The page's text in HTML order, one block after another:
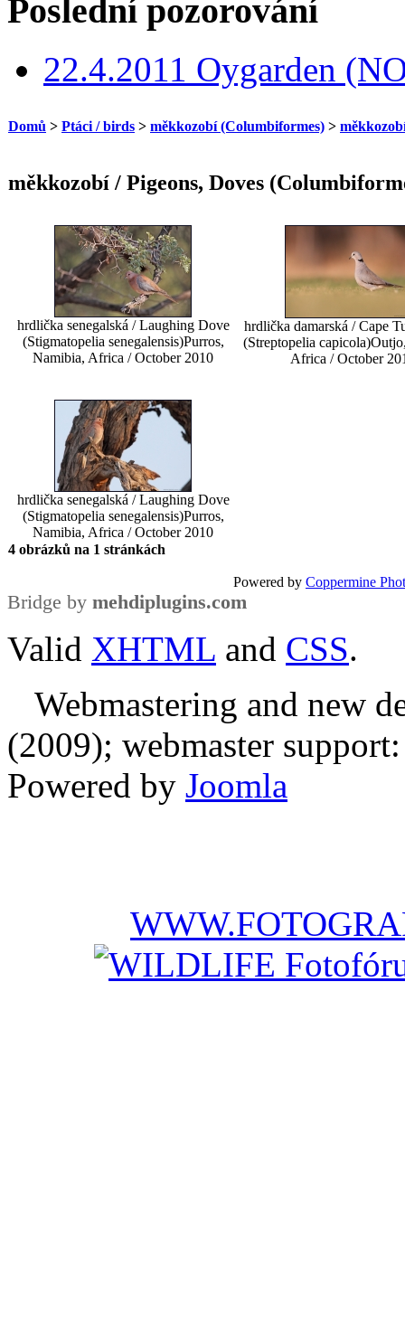
Poslední pozorování
22.4.2011 Oygarden
Domů > Ptáci / birds > měkkozobí (Columbiformes) >
měkkozobí / Pigeons, Doves
hrdlička senegalská / Laughing Dove
(Stigmatopelia senegalensis)Purros,
Namibia, Africa / October 2010
hrdlička damarská / Cape
(Streptopelia capicola)
Africa / October
hrdlička senegalská / Laughing Dove
(Stigmatopelia senegalensis)Purros,
Namibia, Africa / October 2010
4 obrázků na 1 stránkách
Powered by Coppermine
Bridge by mehdiplugins.com
Valid XHTML and CSS.
Webmastering and new
(2009); webmaster
Powered by Joomla